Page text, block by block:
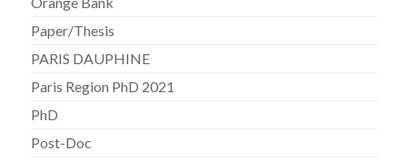
Paper/Thesis
PARIS DAUPHINE
Paris Region PhD 2021
PhD
Post-Doc